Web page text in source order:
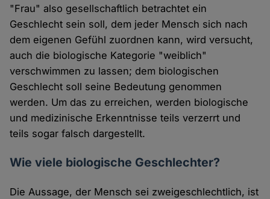
"Frau" also gesellschaftlich betrachtet ein
Geschlecht sein soll, dem jeder Mensch sich nach
dem eigenen Gefühl zuordnen kann, wird versucht,
auch die biologische Kategorie "weiblich"
verschwimmen zu lassen; dem biologischen
Geschlecht soll seine Bedeutung genommen
werden. Um das zu erreichen, werden biologische
und medizinische Erkenntnisse teils verzerrt und
teils sogar falsch dargestellt.
Wie viele biologische Geschlechter?
Die Aussage, der Mensch sei zweigeschlechtlich, ist